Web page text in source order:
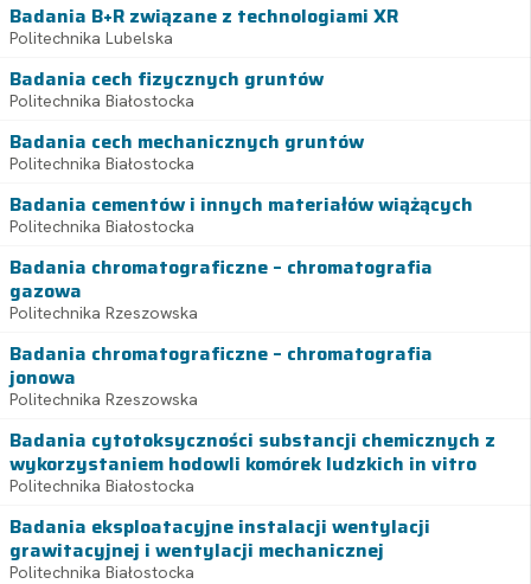
Badania B+R związane z technologiami XR
Politechnika Lubelska
Badania cech fizycznych gruntów
Politechnika Białostocka
Badania cech mechanicznych gruntów
Politechnika Białostocka
Badania cementów i innych materiałów wiążących
Politechnika Białostocka
Badania chromatograficzne – chromatografia
gazowa
Politechnika Rzeszowska
Badania chromatograficzne – chromatografia
jonowa
Politechnika Rzeszowska
Badania cytotoksyczności substancji chemicznych z
wykorzystaniem hodowli komórek ludzkich in vitro
Politechnika Białostocka
Badania eksploatacyjne instalacji wentylacji
grawitacyjnej i wentylacji mechanicznej
Politechnika Białostocka